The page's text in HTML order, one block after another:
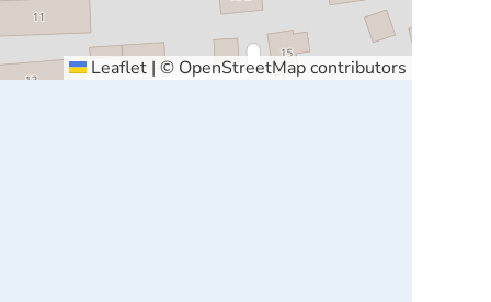
Leaflet | © OpenStreetMapcontributors